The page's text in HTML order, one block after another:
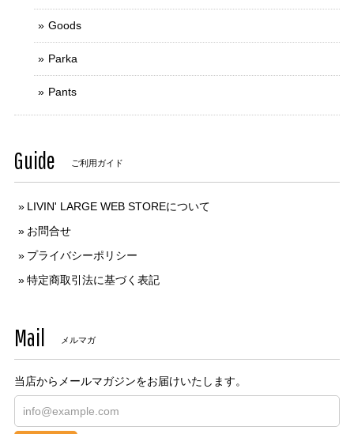
Goods
Parka
Pants
Guide ご利用ガイド
LIVIN' LARGE WEB STOREについて
お問合せ
プライバシーポリシー
特定商取引法に基づく表記
Mail メルマガ
当店からメールマガジンをお届けいたします。